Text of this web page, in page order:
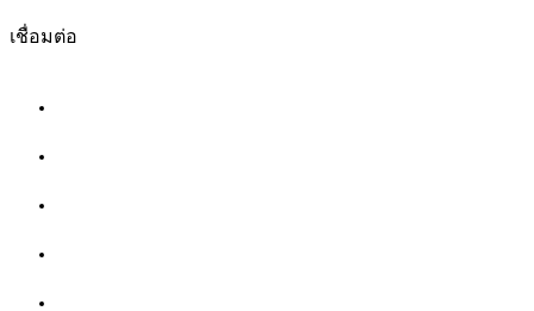
เชื่อมต่อ